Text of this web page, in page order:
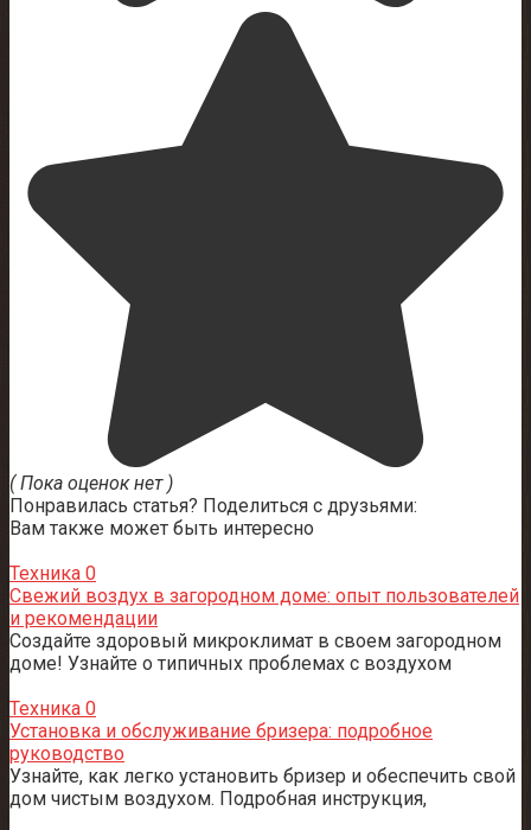
( Пока оценок нет )
Понравилась статья? Поделиться с друзьями:
Вам также может быть интересно
Техника 0
Свежий воздух в загородном доме: опыт пользователей
и рекомендации
Создайте здоровый микроклимат в своем загородном
доме! Узнайте о типичных проблемах с воздухом
Техника 0
Установка и обслуживание бризера: подробное
руководство
Узнайте, как легко установить бризер и обеспечить свой
дом чистым воздухом. Подробная инструкция,